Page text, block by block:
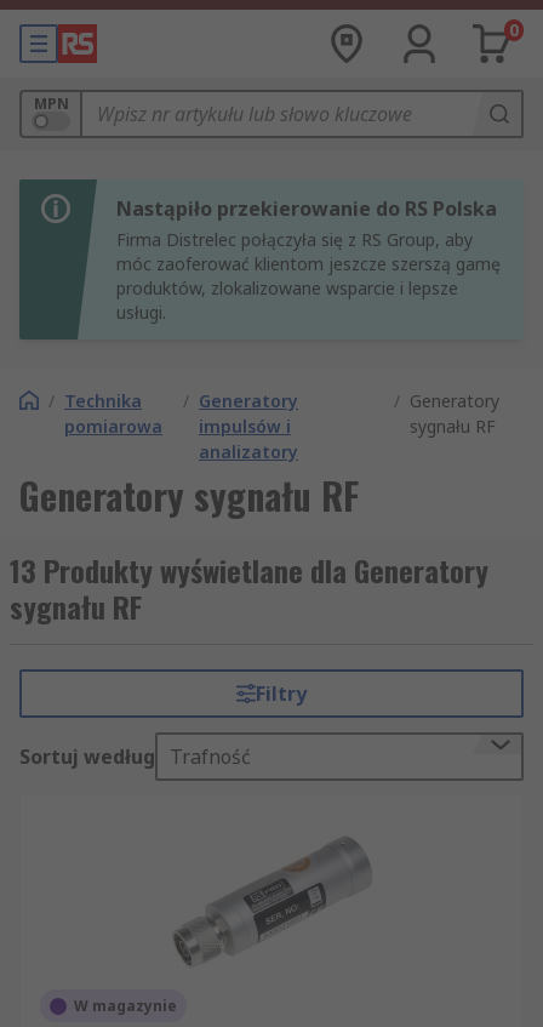
0
MPN
Nastąpiło przekierowanie do RS Polska
Firma Distrelec połączyła się z RS Group, aby
móc zaoferować klientom jeszcze szerszą gamę
produktów, zlokalizowane wsparcie i lepsze
usługi.
/ Technika
pomiarowa
/ Generatory
impulsów i
analizatory
/ Generatory
sygnału RF
Generatory sygnału RF
13 Produkty wyświetlane dla Generatory
sygnału RF
Filtry
Sortuj według Trafność
W magazynie